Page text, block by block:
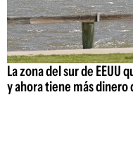
La zona del sur de EEUU
y ahora tiene más dinero